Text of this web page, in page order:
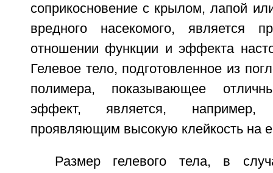
соприкосновение с крылом, лапой
вредного насекомого, является
отношении функции и эффекта
Гелевое тело, подготовленное из
полимера, показывающее
эффект, является,
проявляющим высокую клейкость на
Размер гелевого тела, в